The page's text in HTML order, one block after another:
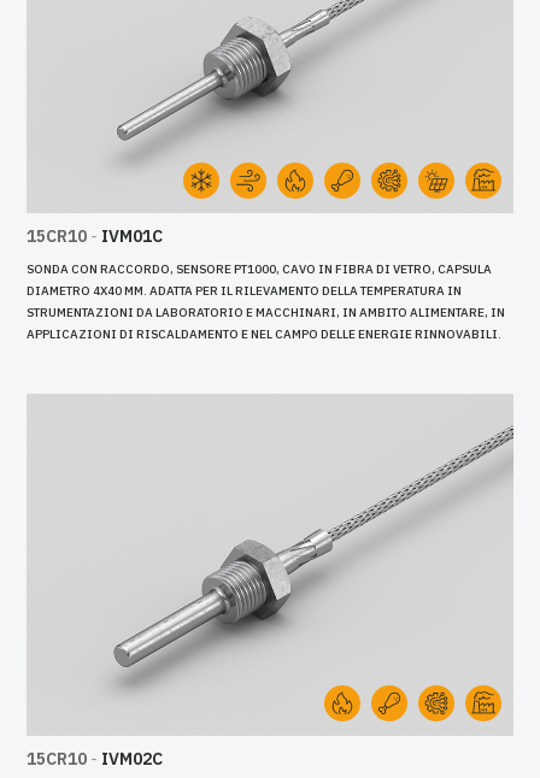
15CR10 - IVM01C
SONDA CON RACCORDO, SENSORE PT1000, CAVO IN FIBRA DI VETRO, CAPSULA
DIAMETRO 4X40 MM. ADATTA PER IL RILEVAMENTO DELLA TEMPERATURA IN
STRUMENTAZIONI DA LABORATORIO E MACCHINARI, IN AMBITO ALIMENTARE, IN
APPLICAZIONI DI RISCALDAMENTO E NEL CAMPO DELLE ENERGIE RINNOVABILI.
15CR10 - IVM02C